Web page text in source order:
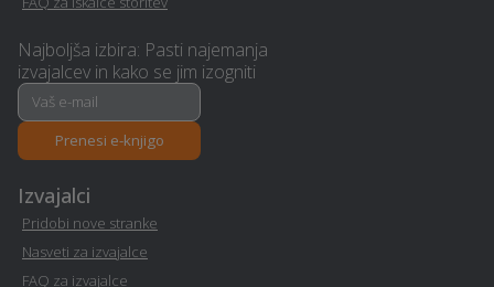
Odkup rabljenih vozil -
Lukovica
Namakalni sistem -
Lukovica
Financiranje - Lukovica
Najboljša izbira: Pasti najemanja
izvajalcev in kako se jim izogniti
Prenesi e-knjigo
Izvajalci
Pridobi nove stranke
Nasveti za izvajalce
FAQ za izvajalce